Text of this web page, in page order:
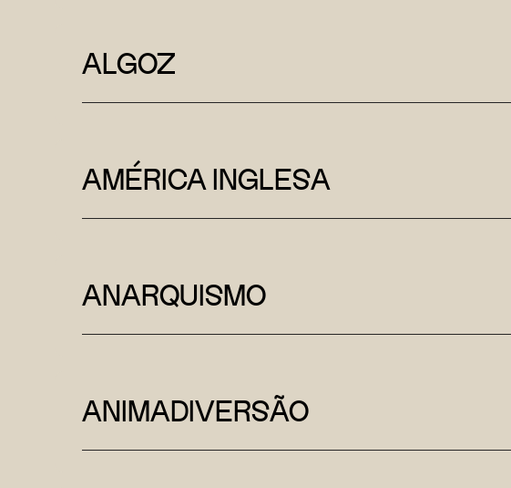
ALGOZ
AMÉRICA INGLESA
ANARQUISMO
ANIMADIVERSÃO